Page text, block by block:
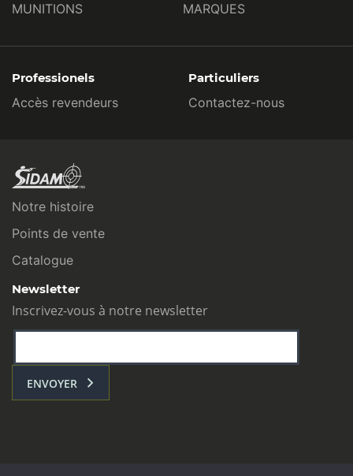
MUNITIONS
MARQUES
Professionels
Accès revendeurs
Particuliers
Contactez-nous
Notre histoire
Points de vente
Catalogue
Newsletter
Inscrivez-vous à notre newsletter
ENVOYER